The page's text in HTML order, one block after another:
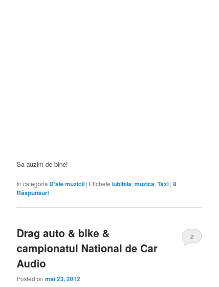
Sa auzim de bine!
În categoria D'ale muzicii | Etichete iubibila,muzica,Taxi |8
Răspunsuri
Drag auto & bike &
campionatul National de Car
Audio
Posted onmai 23, 2012
2